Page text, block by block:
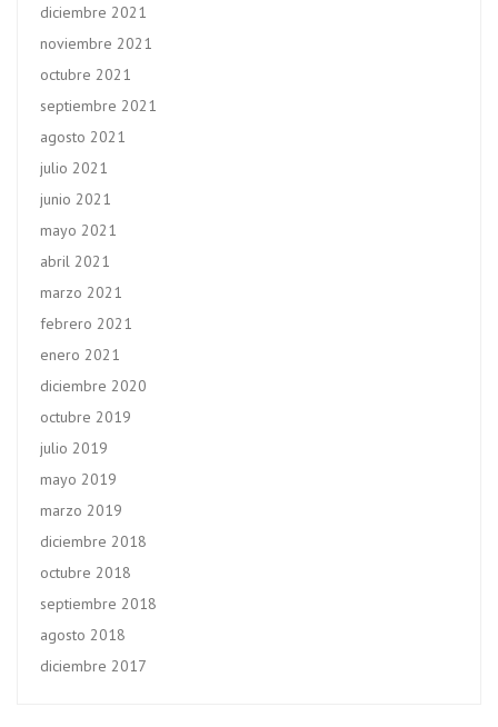
diciembre 2021
noviembre 2021
octubre 2021
septiembre 2021
agosto 2021
julio 2021
junio 2021
mayo 2021
abril 2021
marzo 2021
febrero 2021
enero 2021
diciembre 2020
octubre 2019
julio 2019
mayo 2019
marzo 2019
diciembre 2018
octubre 2018
septiembre 2018
agosto 2018
diciembre 2017